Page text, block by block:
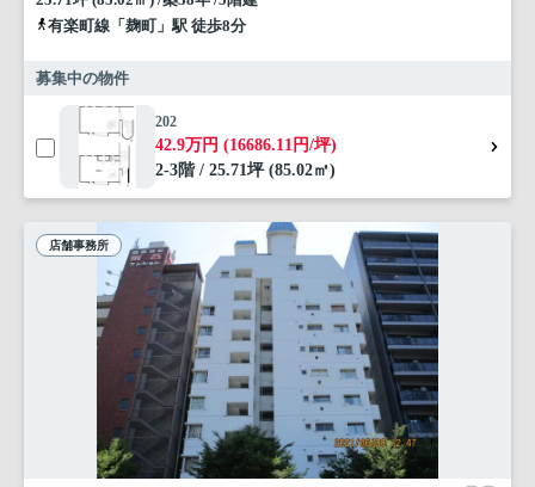
有楽町線「麹町」駅 徒歩8分
募集中の物件
202
42.9万円 (16686.11円/坪)
2-3階 / 25.71坪 (85.02㎡)
店舗事務所